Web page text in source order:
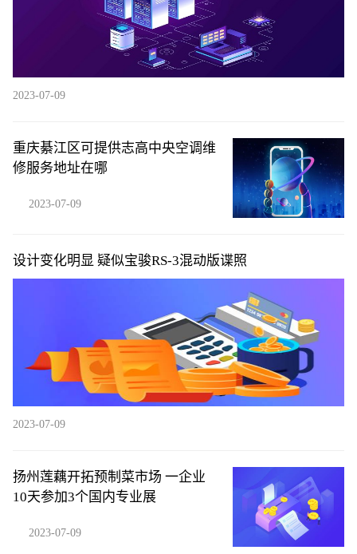
2023-07-09
重庆綦江区可提供志高中央空调维
修服务地址在哪
2023-07-09
设计变化明显 疑似宝骏RS-3混动版谍照
2023-07-09
扬州莲藕开拓预制菜市场 一企业
10天参加3个国内专业展
2023-07-09